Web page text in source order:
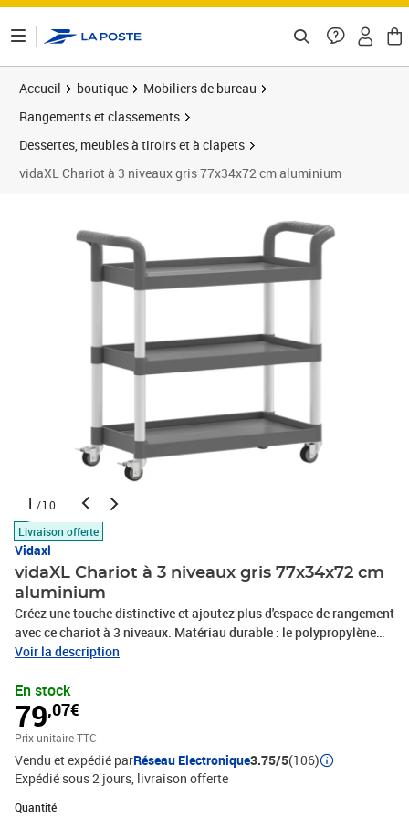
Accueil boutique
Mobiliers de bureau
Rangements et classements
Dessertes, meubles à tiroirs et à clapets
vidaXL Chariot à 3 niveaux gris 77x34x72 cm aluminium
1 /10
Livraison offerte
Vidaxl
vidaXL Chariot à 3 niveaux gris 77x34x72 cm
aluminium
Créez une touche distinctive et ajoutez plus d'espace de rangement
avec ce chariot à 3 niveaux. Matériau durable : le polypropylène
(PP) est un plastique populaire qui est également l'un des
robuste et résistant aux chocs. De plus, les tubes en aluminium
assurent la stabilité et la robustesse du chariot.Grand espace de
rangement : le chariot de cuisine, comprenant de 3 étagères, offre
suffisamment d'espace pour placer des collations, des boissons,
des vases, des bols de fruits ou d'autres objets
décoratifs.Déplacement flexible : le chariot à boissons est équipé
de 4 roues en caoutchouc et de 2 poignées, ce qui permet de le
Voir la description
En stock
79,07€
Prix unitaire TTC
Vendu et expédié parRéseau Electronique3.75/5(106)
Expédié sous 2 jours livraison offerte
Quantité
Quantité : 1